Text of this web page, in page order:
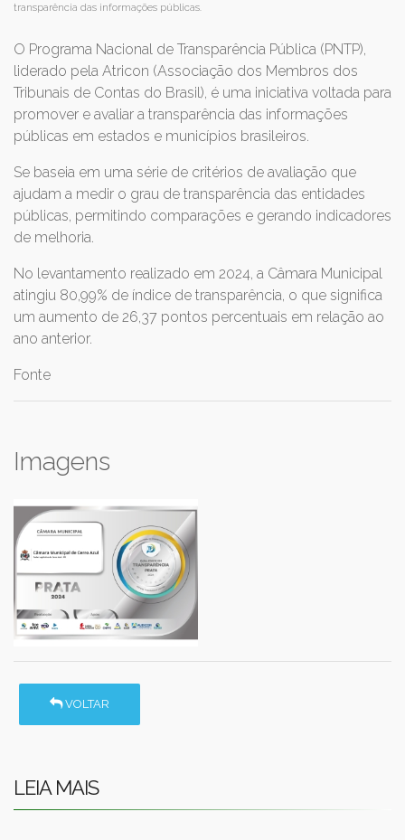
transparência das informações públicas.
O Programa Nacional de Transparência Pública (PNTP),
liderado pela Atricon (Associação dos Membros dos
Tribunais de Contas do Brasil), é uma iniciativa voltada para
promover e avaliar a transparência das informações
públicas em estados e municípios brasileiros.
Se baseia em uma série de critérios de avaliação que
ajudam a medir o grau de transparência das entidades
públicas, permitindo comparações e gerando indicadores
de melhoria.
No levantamento realizado em 2024, a Câmara Municipal
atingiu 80,99% de índice de transparência, o que significa
um aumento de 26,37 pontos percentuais em relação ao
ano anterior.
Fonte
Imagens
VOLTAR
LEIA MAIS